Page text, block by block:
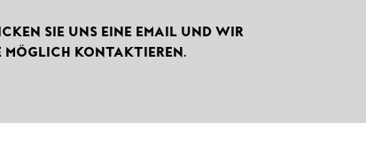
SIE UNS EINE EMAIL UND WIR
MÖGLICH KONTAKTIEREN.